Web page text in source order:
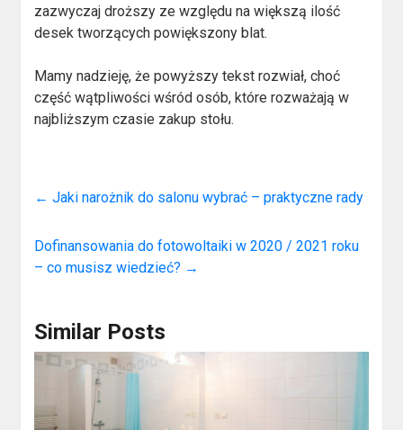
zazwyczaj droższy ze względu na większą ilość
desek tworzących powiększony blat.
Mamy nadzieję, że powyższy tekst rozwiał, choć
część wątpliwości wśród osób, które rozważają w
najbliższym czasie zakup stołu.
← Jaki narożnik do salonu wybrać – praktyczne rady
Dofinansowania do fotowoltaiki w 2020 / 2021 roku
– co musisz wiedzieć? →
Similar Posts